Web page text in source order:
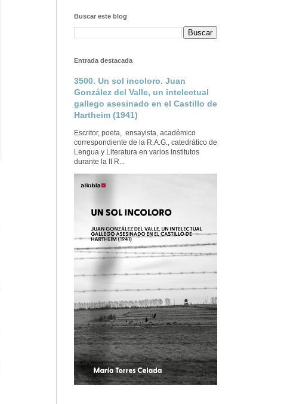
Buscar este blog
Entrada destacada
3500. Un sol incoloro. Juan
González del Valle, un intelectual
gallego asesinado en el Castillo de
Hartheim (1941)
Escritor, poeta, ensayista, académico
correspondiente de la R.A.G., catedrático de
Lengua y Literatura en varios institutos
durante la II R...